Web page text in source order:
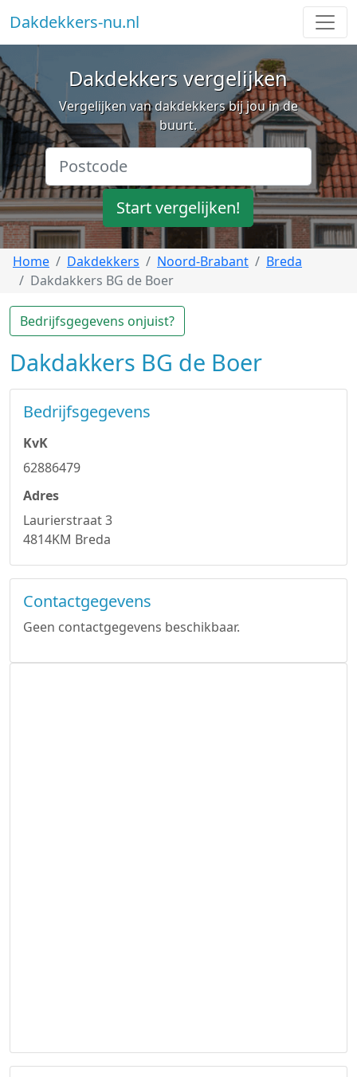
Dakdekkers-nu.nl
Dakdekkers vergelijken
Vergelijken van dakdekkers bij jou in de
buurt.
Start vergelijken!
Home Dakdekkers Noord-Brabant
Breda
Dakdakkers BG de Boer
Bedrijfsgegevens onjuist?
Dakdakkers BG de Boer
Bedrijfsgegevens
KvK
62886479
Adres
Laurierstraat 3
4814KM Breda
Contactgegevens
Geen contactgegevens beschikbaar.